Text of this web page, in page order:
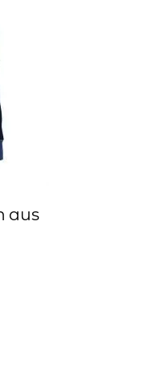
aus